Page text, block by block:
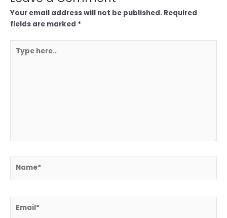
Your email address will not be published. Required
fields are marked *
here..